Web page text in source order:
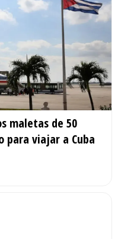
maletas de 50
para viajar a Cuba